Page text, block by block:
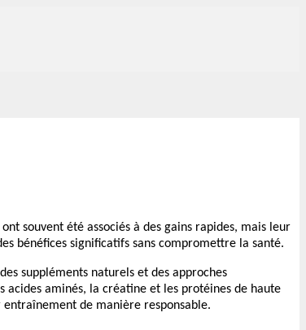
souvent été associés à des gains rapides, mais leur
bénéfices significatifs sans compromettre la santé.
suppléments naturels et des approches
aminés, la créatine et les protéines de haute
de manière responsable.